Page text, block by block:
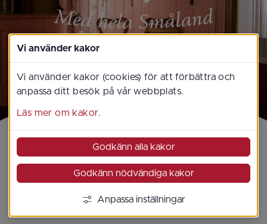
Vi använder kakor
Vi använder kakor (cookies) för att förbättra och
anpassa ditt besök på vår webbplats.
Läs mer om kakor.
Godkänn alla kakor
Godkänn nödvändiga kakor
Anpassa inställningar